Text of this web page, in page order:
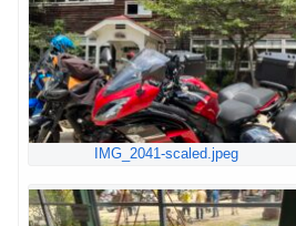
IMG_2041-scaled.jpeg